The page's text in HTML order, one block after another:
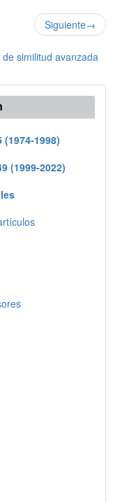
Siguiente→
similitud avanzada
1998)
(1999-2022)